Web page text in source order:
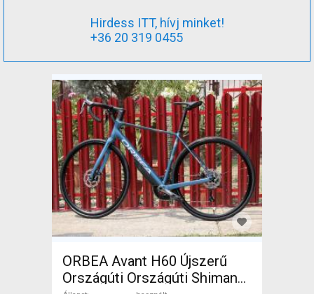
Hirdess ITT, hívj minket!
+36 20 319 0455
ORBEA Avant H60 Újszerű
Országúti Országúti Shimano